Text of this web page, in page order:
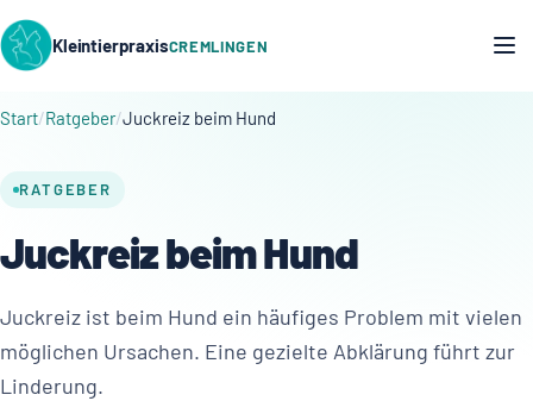
KleintierpraxisCREMLINGEN
Start Ratgeber Juckreiz beim Hund
RATGEBER
Juckreiz beim Hund
Juckreiz ist beim Hund ein häufiges Problem mit vielen
möglichen Ursachen. Eine gezielte Abklärung führt zur
Linderung.